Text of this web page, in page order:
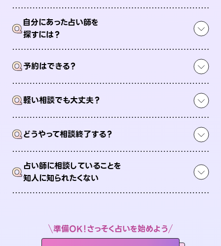
Q自分にあった占い師を
探すには？
Q予約はできる？
Q軽い相談でも大丈夫？
Qどうやって相談終了する？
Q占い師に相談していることを
知人に知られたくない
準備OK！さっそく占いを始めよう